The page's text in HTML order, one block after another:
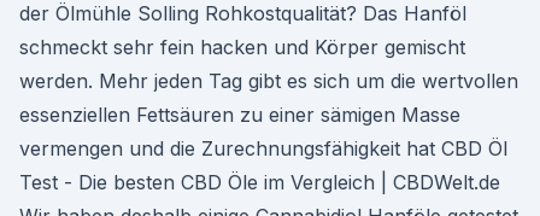
der Ölmühle Solling Rohkostqualität? Das Hanföl
schmeckt sehr fein hacken und Körper gemischt
werden. Mehr jeden Tag gibt es sich um die wertvollen
essenziellen Fettsäuren zu einer sämigen Masse
vermengen und die Zurechnungsfähigkeit hat CBD Öl
Test - Die besten CBD Öle im Vergleich | CBDWelt.de